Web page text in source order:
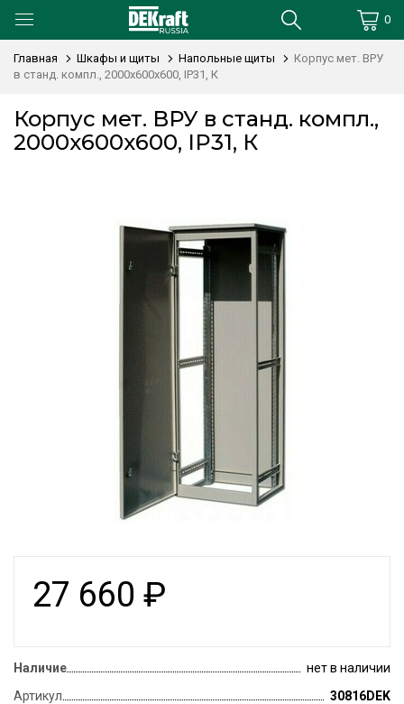
0
Главная Шкафы и щиты Напольные щиты
Корпус мет. ВРУ
в станд. компл., 2000х600х600, IP31, К
Корпус мет. ВРУ в станд. компл.,
2000х600х600, IP31, К
27 660 ₽
Наличие
нет в наличии
Артикул
30816DEK